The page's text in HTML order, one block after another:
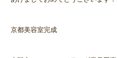
京都美容室完成